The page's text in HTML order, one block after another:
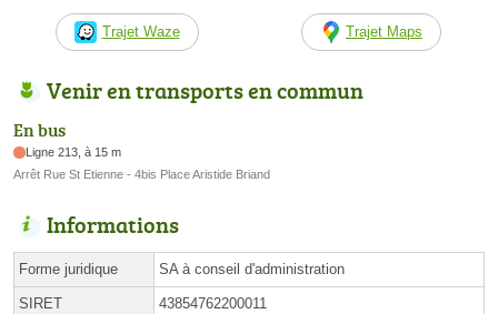
Trajet Waze Trajet Maps
Venir en transports en commun
En bus
Ligne 213, à 15 m
Arrêt Rue St Etienne - 4bis Place Aristide Briand
Informations
Forme juridique SA à conseil d'administration
SIRET 43854762200011